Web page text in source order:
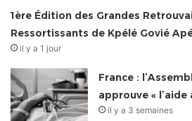
1ère Édition des Grandes
Ressortissants de Kpélé Govié
il y a 1 jour
France :
approuve « l’aide
il y a 3 semaines